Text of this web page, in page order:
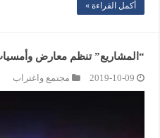
أكمل القراءة »
“المشاريع” تنظم معارض
2019-10-09 مجتمع واغتراب